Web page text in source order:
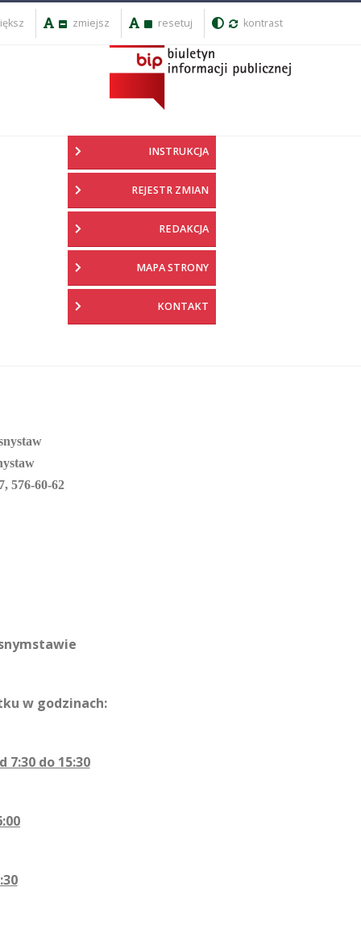
zmiejsz resetuj kontrast
INSTRUKCJA
REJESTR ZMIAN
REDAKCJA
MAPA STRONY
KONTAKT
576-60-62
w godzinach:
7:30 do 15:30